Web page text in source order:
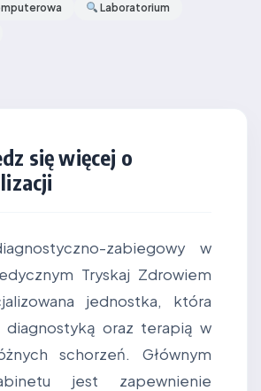
Laboratorium
się więcej o
zabiegowy w
Tryskaj Zdrowiem
jednostka, która
diagnostyką oraz terapią w
schorzeń. Głównym
jest zapewnienie